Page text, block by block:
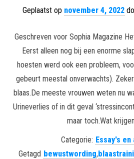
Geplaatst op november 4, 2022
Geschreven voor Sophia Magazine
Eerst alleen nog bij een enorme
hoesten werd ook een probleem,
gebeurt meestal onverwachts).
blaas.De meeste vrouwen weten nu
Urineverlies of in dit geval
maar toch.Wat
Categorie: Essay's
Getagd bewustwording,